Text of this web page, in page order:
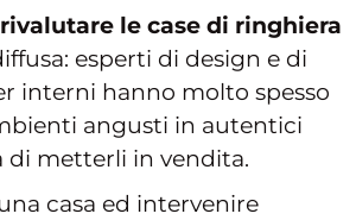
rivalutare le case di ringhiera
esperti di design e di
interni hanno molto spesso
angusti in autentici
di metterli in vendita.
casa ed intervenire